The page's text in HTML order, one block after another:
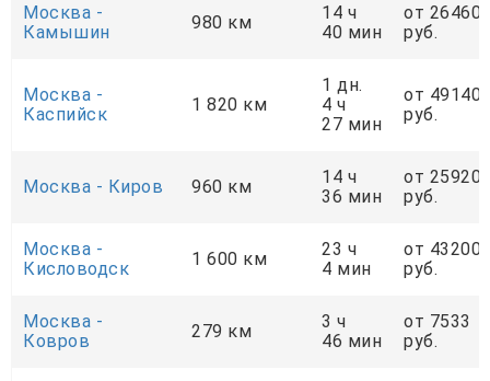
Москва -
Камышин
980 км
14 ч
40 мин
от 26460
руб.
Москва -
Каспийск
1 820 км
1 дн.
4 ч
27 мин
от 49140
руб.
Москва - Киров 960 км
14 ч
36 мин
от 25920
руб.
Москва -
Кисловодск
1 600 км
23 ч
4 мин
от 43200
руб.
Москва -
Ковров
279 км
3 ч
46 мин
от 7533
руб.